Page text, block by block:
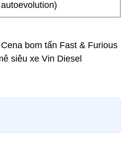
bom tấn Fast & Furious
siêu xe Vin Diesel